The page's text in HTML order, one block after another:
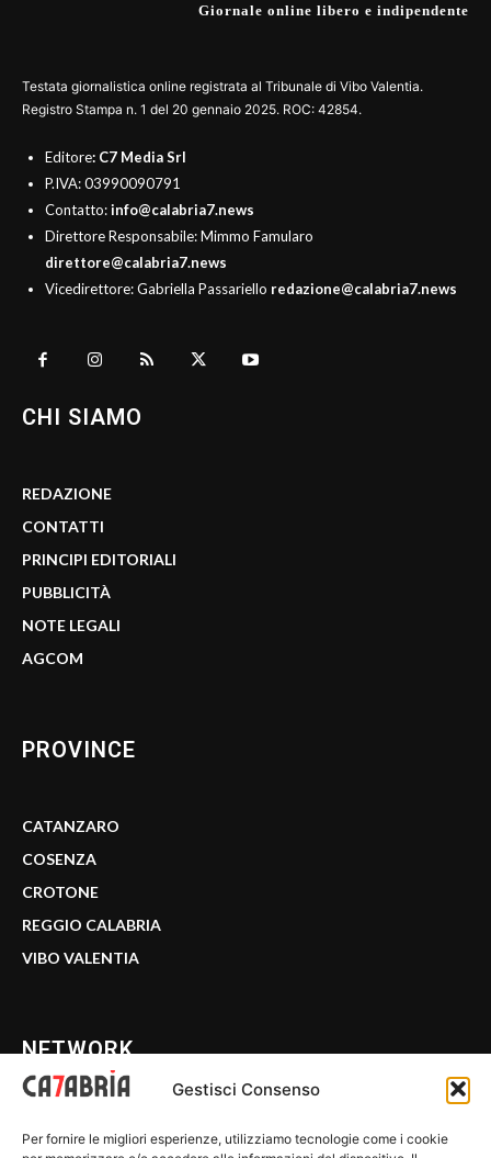
Gestisci Consenso
Per fornire le migliori esperienze, utilizziamo tecnologie come i cookie
Giornale online libero e indipendente
Testata giornalistica online registrata al Tribunale di Vibo Valentia.
Registro Stampa n. 1 del 20 gennaio 2025. ROC: 42854.
Editore: C7 Media Srl
P.IVA: 03990090791
Contatto:info@calabria7.news
Direttore Responsabile: Mimmo Famularo
direttore@calabria7.news
Vicedirettore: Gabriella Passariello redazione@calabria7.news
CHI SIAMO
REDAZIONE
CONTATTI
PRINCIPI EDITORIALI
PUBBLICITÀ
NOTE LEGALI
AGCOM
PROVINCE
CATANZARO
COSENZA
CROTONE
REGGIO CALABRIA
VIBO VALENTIA
NETWORK